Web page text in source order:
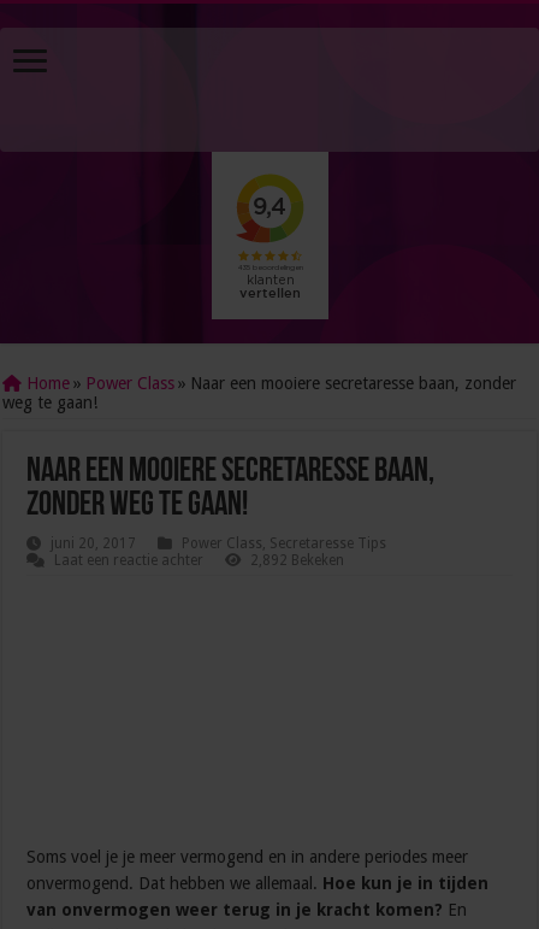
Home » Power Class » Naar een mooiere secretaresse baan, zonder
weg te gaan!
Naar een mooiere secretaresse baan,
zonder weg te gaan!
juni 20, 2017 Power Class, Secretaresse Tips
Laat een reactie achter
2,892 Bekeken
Soms voel je je meer vermogend en in andere periodes meer
onvermogend. Dat hebben we allemaal. Hoe kun je in tijden
van onvermogen weer terug in je kracht komen? En